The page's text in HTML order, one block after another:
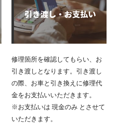
引き渡し・お支払い
修理箇所を確認してもらい、お
引き渡しとなります。引き渡し
の際、お車と引き換えに修理代
金をお支払いいただきます。
※お支払いは 現金のみ とさせて
いただきます。